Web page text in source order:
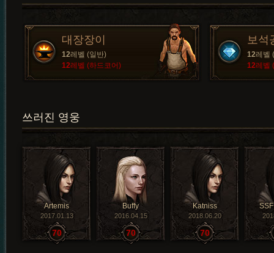
대장장이
12레벨 (일반)
12레벨 (하드코어)
보석
12레벨
12레벨
쓰러진 영웅
Artemis
2017.01.13
70
Buffy
2016.04.15
70
Katniss
2018.06.20
70